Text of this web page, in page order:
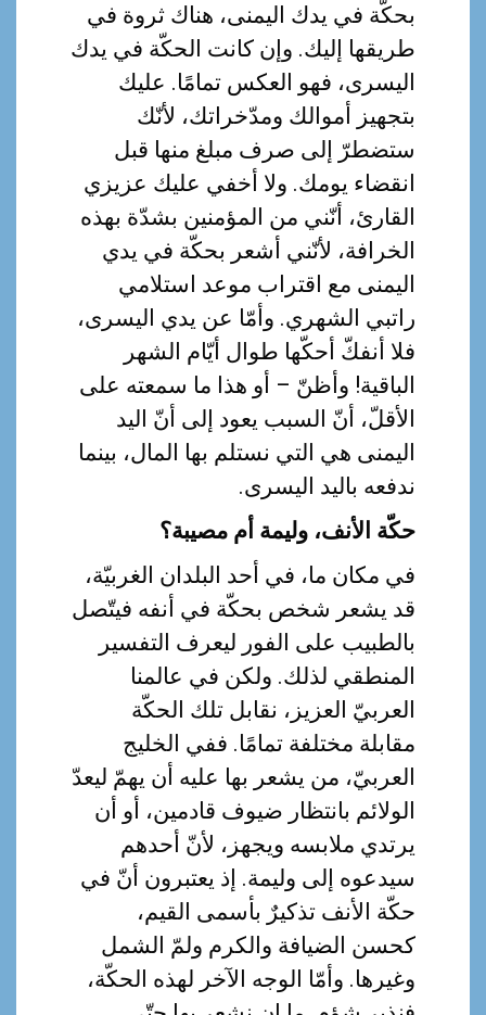
بحكّة في يدك اليمنى، هناك ثروة في
طريقها إليك. وإن كانت الحكّة في يدك
اليسرى، فهو العكس تمامًا. عليك
بتجهيز أموالك ومدّخراتك، لأنّك
ستضطرّ إلى صرف مبلغ منها قبل
انقضاء يومك. ولا أخفي عليك عزيزي
القارئ، أنّني من المؤمنين بشدّة بهذه
الخرافة، لأنّني أشعر بحكّة في يدي
اليمنى مع اقتراب موعد استلامي
راتبي الشهري. وأمّا عن يدي اليسرى،
فلا أنفكّ أحكّها طوال أيّام الشهر
الباقية! وأظنّ – أو هذا ما سمعته على
الأقلّ، أنّ السبب يعود إلى أنّ اليد
اليمنى هي التي نستلم بها المال، بينما
ندفعه باليد اليسرى.
حكّة الأنف، وليمة أم مصيبة؟
في مكان ما، في أحد البلدان الغربيّة،
قد يشعر شخص بحكّة في أنفه فيتّصل
بالطبيب على الفور ليعرف التفسير
المنطقي لذلك. ولكن في عالمنا
العربيّ العزيز، نقابل تلك الحكّة
مقابلة مختلفة تمامًا. ففي الخليج
العربيّ، من يشعر بها عليه أن يهمّ ليعدّ
الولائم بانتظار ضيوف قادمين، أو أن
يرتدي ملابسه ويجهز، لأنّ أحدهم
سيدعوه إلى وليمة. إذ يعتبرون أنّ في
حكّة الأنف تذكيرٌ بأسمى القيم،
كحسن الضيافة والكرم ولمّ الشمل
وغيرها. وأمّا الوجه الآخر لهذه الحكّة،